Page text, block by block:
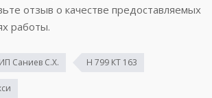
отзыв о качестве предоставляемых
работы.
ИП Саниев С.Х. Н 799 КТ 163